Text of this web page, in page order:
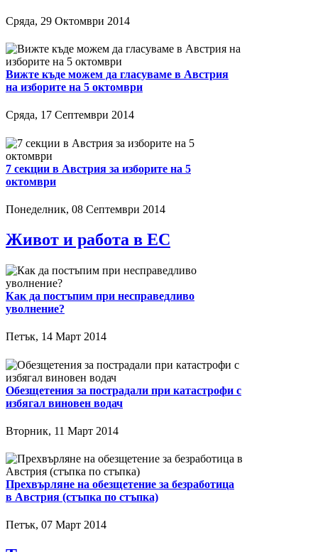
Сряда, 29 Октомври 2014
Вижте къде можем да гласуваме в Австрия
на изборите на 5 октомври
Сряда, 17 Септември 2014
7 секции в Австрия за изборите на 5
октомври
Понеделник, 08 Септември 2014
Живот и работа в ЕС
Как да постъпим при несправедливо
уволнение?
Петък, 14 Март 2014
Обезщетения за пострадали при катастрофи с
избягал виновен водач
Вторник, 11 Март 2014
Прехвърляне на обезщетение за безработица
в Австрия (стъпка по стъпка)
Петък, 07 Март 2014